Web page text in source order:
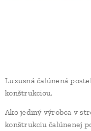
Luxusná čalúnená
konštrukciou.
Ako jediný výrobca v
konštrukciu čalúnenej